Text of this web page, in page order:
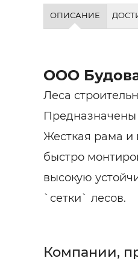
ОПИСАНИЕ
ООО
Леса
Предназначены
Жесткая рама и
быстро
высокую
`сетки` лесов.
Компании,